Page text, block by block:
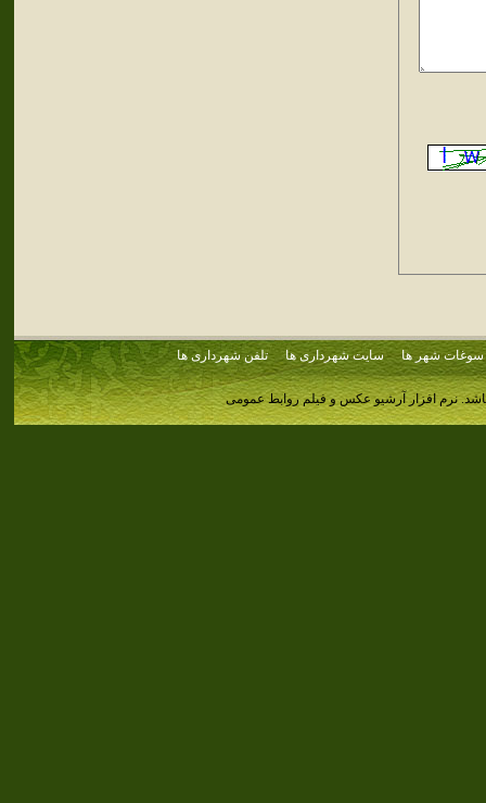
سوغات شهر ها سایت شهرداری ها تلفن شهرداری ها
نرم افزار آرشیو عکس و فیلم روابط عمومی